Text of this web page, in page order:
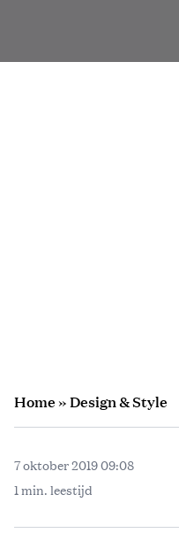
Home»Design & Style
7 oktober 2019 09:08
1 min. leestijd